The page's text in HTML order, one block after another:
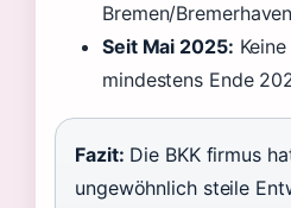
Bremen/
Seit Mai 2025:
mindestens Ende
Fazit: Die BKK firmus
ungewöhnlich steile